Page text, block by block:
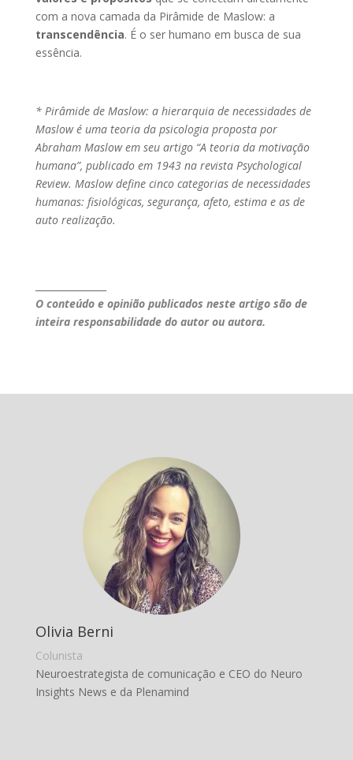
com a nova camada da Pirâmide de Maslow: a
transcendência. É o ser humano em busca de sua
essência.
* Pirâmide de Maslow: a hierarquia de necessidades de
Maslow é uma teoria da psicologia proposta por
Abraham Maslow em seu artigo “A teoria da motivação
humana”, publicado em 1943 na revista Psychological
Review. Maslow define cinco categorias de necessidades
humanas: fisiológicas, segurança, afeto, estima e as de
auto realização.
O conteúdo e opinião publicados neste artigo são de
inteira responsabilidade do autor ou autora.
Olivia Berni
Colunista
Neuroestrategista de comunicação e CEO do Neuro
Insights News e da Plenamind